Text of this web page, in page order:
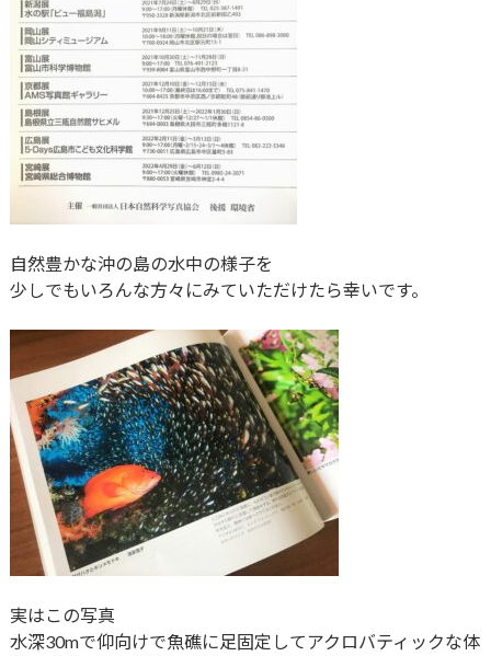
自然豊かな沖の島の水中の様子を
少しでもいろんな方々にみていただけたら幸いです。
実はこの写真
水深30mで仰向けで魚礁に足固定してアクロバティックな体